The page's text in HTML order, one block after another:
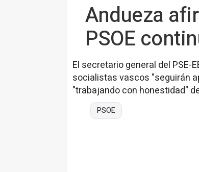
Andueza
PSOE
El secretario general del PSE-
socialistas vascos "seguirán
"trabajando con honestidad"
PSOE